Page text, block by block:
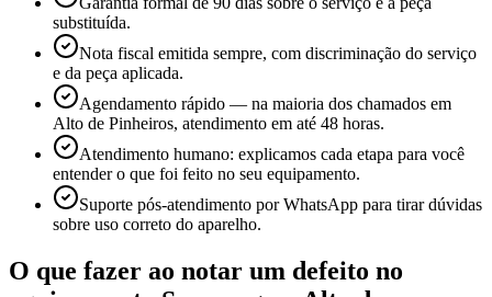
substituída.
Nota fiscal emitida sempre, com discriminação do serviço
e da peça aplicada.
Agendamento rápido — na maioria dos chamados em
Alto de Pinheiros, atendimento em até 48 horas.
Atendimento humano: explicamos cada etapa para você
entender o que foi feito no seu equipamento.
Suporte pós-atendimento por WhatsApp para tirar dúvidas
sobre uso correto do aparelho.
O que fazer ao notar um defeito no